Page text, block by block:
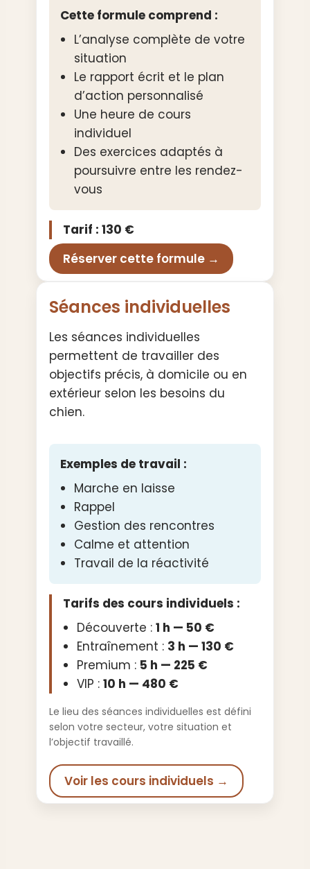
Cette formule comprend :
L’analyse complète de votre
situation
Le rapport écrit et le plan
d’action personnalisé
Une heure de cours
individuel
Des exercices adaptés à
poursuivre entre les rendez-
vous
Tarif : 130 €
Réserver cette formule →
Séances individuelles
Les séances individuelles
permettent de travailler des
objectifs précis, à domicile ou en
extérieur selon les besoins du
chien.
Exemples de travail :
Marche en laisse
Rappel
Gestion des rencontres
Calme et attention
Travail de la réactivité
Tarifs des cours individuels :
Découverte : 1 h — 50 €
Entraînement : 3 h — 130 €
Premium : 5 h — 225 €
VIP : 10 h — 480 €
Le lieu des séances individuelles est défini
selon votre secteur, votre situation et
l’objectif travaillé.
Voir les cours individuels →